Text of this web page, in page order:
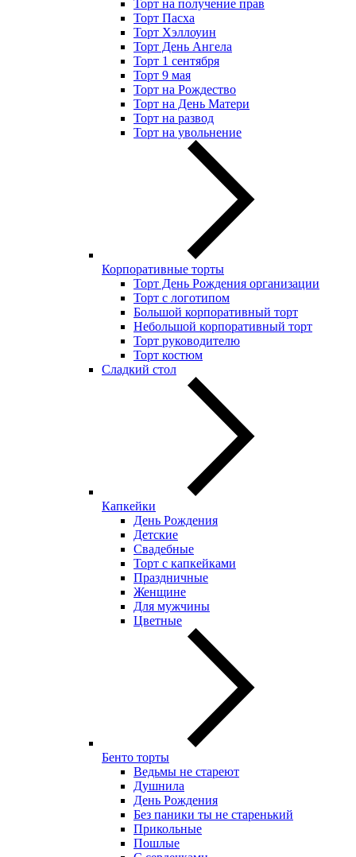
Торт на получение прав
Торт Пасха
Торт Хэллоуин
Торт День Ангела
Торт 1 сентября
Торт 9 мая
Торт на Рождество
Торт на День Матери
Торт на развод
Торт на увольнение
Корпоративные торты
Торт День Рождения организации
Торт с логотипом
Большой корпоративный торт
Небольшой корпоративный торт
Торт руководителю
Торт костюм
Сладкий стол
Капкейки
День Рождения
Детские
Свадебные
Торт с капкейками
Праздничные
Женщине
Для мужчины
Цветные
Бенто торты
Ведьмы не стареют
Душнила
День Рождения
Без паники ты не старенький
Прикольные
Пошлые